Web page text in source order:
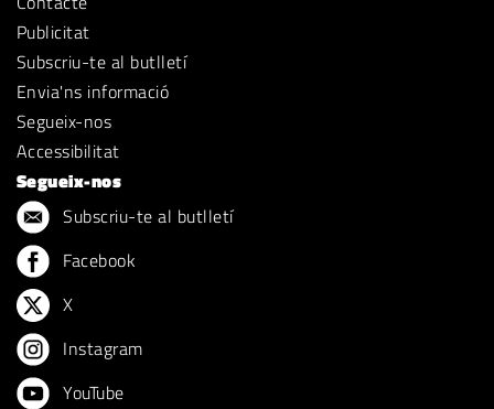
Publicitat
Subscriu-te al butlletí
Envia'ns informació
Segueix-nos
Accessibilitat
Segueix-nos
Subscriu-te al butlletí
Facebook
X
Instagram
YouTube